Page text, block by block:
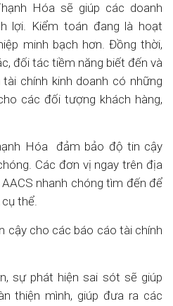
Hóa sẽ giúp các doanh
lợi. Kiểm toán đang là hoạt
minh bạch hơn. Đồng thời,
đối tác tiềm năng biết đến và
chính kinh doanh có những
các đối tượng khách hàng,
Hóa đảm bảo độ tin cậy
Các đơn vị ngay trên địa
nhanh chóng tìm đến để
thể.
cậy cho các báo cáo tài chính
sự phát hiện sai sót sẽ giúp
thiện mình, giúp đưa ra các